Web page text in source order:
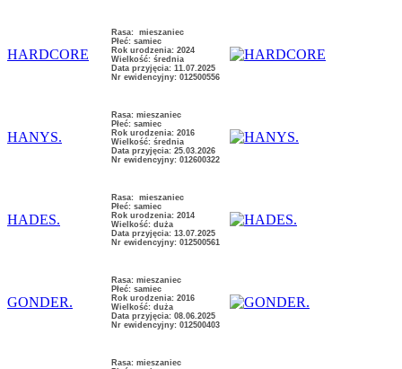
HARDCORE
Rasa: mieszaniec
Płeć: samiec
Rok urodzenia: 2024
Wielkość: średnia
Data przyjęcia: 11.07.2025
Nr ewidencyjny: 012500556
HANYS.
Rasa: mieszaniec
Płeć: samiec
Rok urodzenia: 2016
Wielkość: średnia
Data przyjęcia: 25.03.2026
Nr ewidencyjny: 012600322
HADES.
Rasa: mieszaniec
Płeć: samiec
Rok urodzenia: 2014
Wielkość: duża
Data przyjęcia: 13.07.2025
Nr ewidencyjny: 012500561
GONDER.
Rasa: mieszaniec
Płeć: samiec
Rok urodzenia: 2016
Wielkość: duża
Data przyjęcia: 08.06.2025
Nr ewidencyjny: 012500403
Rasa: mieszaniec